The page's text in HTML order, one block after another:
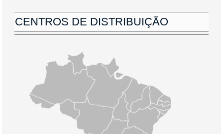
CENTROS DE DISTRIBUIÇÃO